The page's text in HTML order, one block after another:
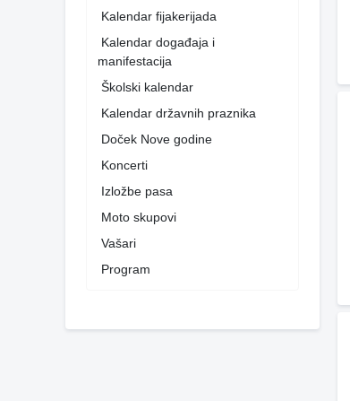
Kalendar fijakerijada
Kalendar događaja i
manifestacija
Školski kalendar
Kalendar državnih praznika
Doček Nove godine
Koncerti
Izložbe pasa
Moto skupovi
Vašari
Program